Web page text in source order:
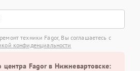
техники Fagor, Вы соглашаетесь с
конфиденциальности
центра Fagor в Нижневартовске: